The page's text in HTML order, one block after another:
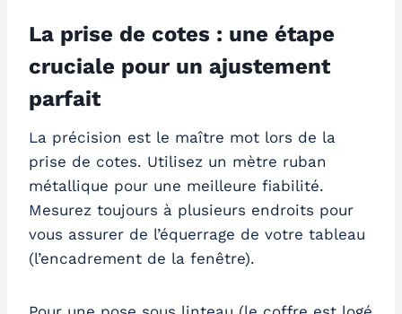
La prise de cotes : une étape
cruciale pour un ajustement
parfait
La précision est le maître mot lors de la
prise de cotes. Utilisez un mètre ruban
métallique pour une meilleure fiabilité.
Mesurez toujours à plusieurs endroits pour
vous assurer de l’équerrage de votre tableau
(l’encadrement de la fenêtre).